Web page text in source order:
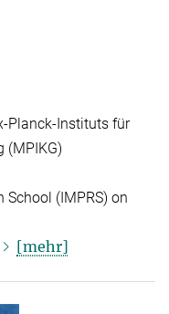
Planck-Instituts für
(MPIKG)
School (IMPRS) on
[mehr]